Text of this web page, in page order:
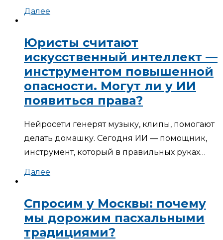
Далее
Юристы считают
искусственный интеллект —
инструментом повышенной
опасности. Могут ли у ИИ
появиться права?
Нейросети генерят музыку, клипы, помогают
делать домашку. Сегодня ИИ — помощник,
инструмент, который в правильных руках…
Далее
Спросим у Москвы: почему
мы дорожим пасхальными
традициями?